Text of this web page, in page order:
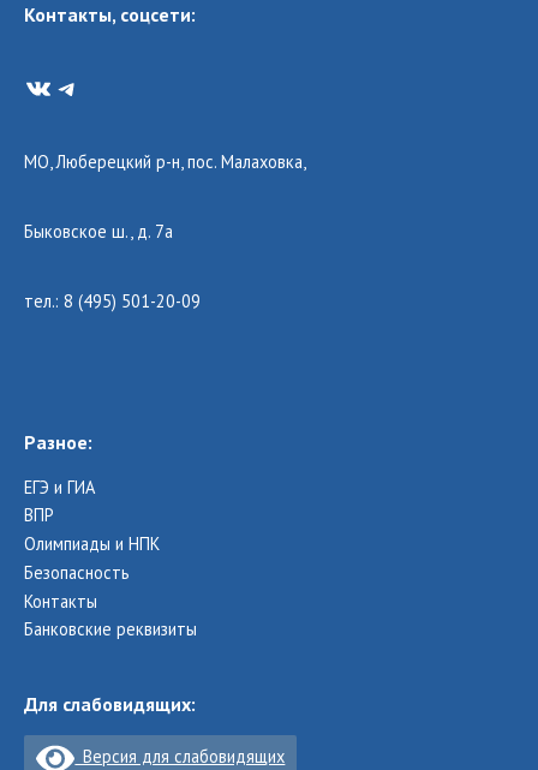
Контакты, соцсети:
VKTelegram
МО, Люберецкий р-н, пос. Малаховка,
Быковское ш., д. 7а
тел.: 8 (495) 501-20-09
Разное:
ЕГЭ и ГИА
ВПР
Олимпиады и НПК
Безопасность
Контакты
Банковские реквизиты
Для слабовидящих:
Версия для слабовидящих